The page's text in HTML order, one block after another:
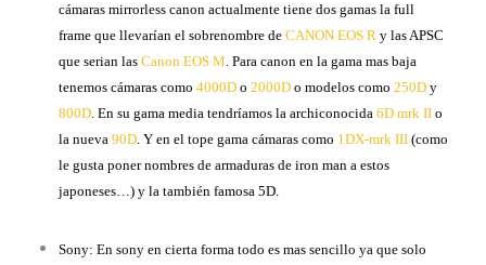
cámaras mirrorless canon actualmente tiene dos gamas la full
frame que llevarían el sobrenombre deCANON EOS R y las APSC
que serian lasCanon EOS M. Para canon en la gama mas baja
tenemos cámaras como4000D o2000D o modelos como250D y
800D. En su gama media tendríamos la archiconocida6D mrk II o
la nueva90D. Y en el tope gama cámaras como 1DX-mrk III (como
le gusta poner nombres de armaduras de iron man a estos
japoneses…) y la también famosa 5D.
Sony: En sony en cierta forma todo es mas sencillo ya que solo